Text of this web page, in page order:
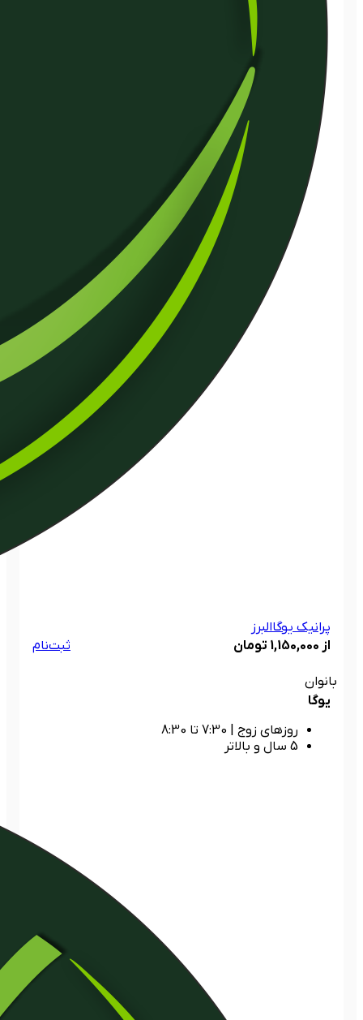
پرانیک یوگاالبرز
از 1,150,000 تومان
ثبت‌نام
بانوان
یوگا
روزهای زوج
7:30 تا 8:30
5 سال و بالاتر